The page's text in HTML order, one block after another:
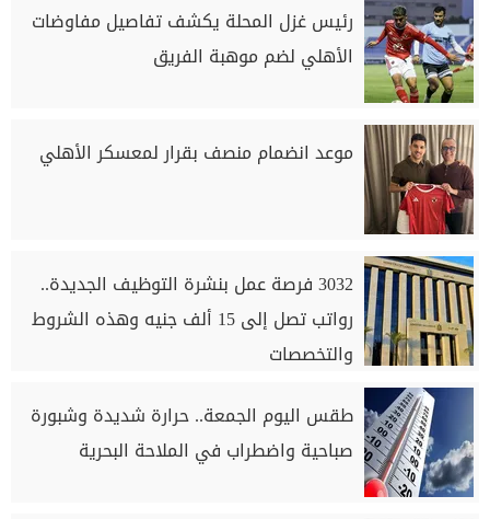
رئيس غزل المحلة يكشف تفاصيل مفاوضات
الأهلي لضم موهبة الفريق
موعد انضمام منصف بقرار لمعسكر الأهلي
3032 فرصة عمل بنشرة التوظيف الجديدة..
رواتب تصل إلى 15 ألف جنيه وهذه الشروط
والتخصصات
طقس اليوم الجمعة.. حرارة شديدة وشبورة
صباحية واضطراب في الملاحة البحرية